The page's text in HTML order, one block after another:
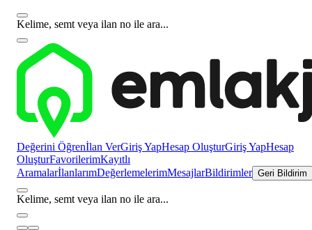
Kelime, semt veya ilan no ile ara...
Değerini Öğrenİlan VerGiriş YapHesap OluşturGiriş YapHesap
OluşturFavorilerimKayıtlı
AramalarİlanlarımDeğerlemelerimMesajlarBildirimler Geri Bildirim
Kelime, semt veya ilan no ile ara...